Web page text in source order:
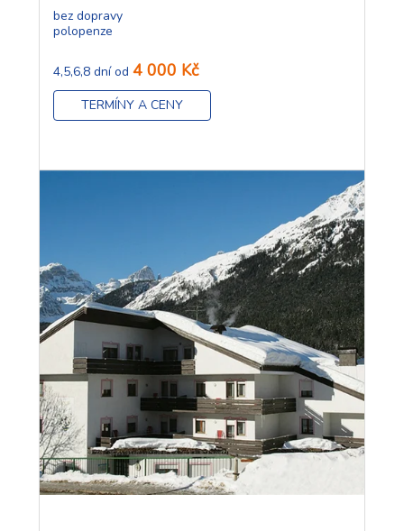
bez dopravy
polopenze
4,5,6,8 dní od 4 000 Kč
TERMÍNY A CENY